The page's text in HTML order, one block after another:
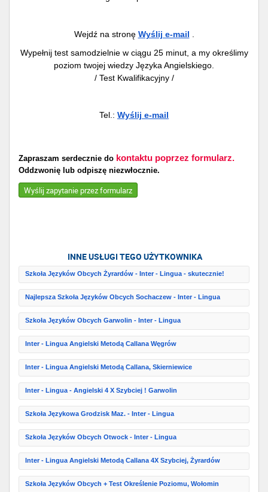
Wejdź na stronę Wyślij e-mail
Wypełnij test samodzielnie w ciągu 25 minut, a my określimy
poziom twojej wiedzy Języka Angielskiego.
/ Test Kwalifikacyjny /
Tel.: Wyślij e-mail
Zapraszam serdecznie do kontaktu poprzez formularz.
Oddzwonię lub odpiszę niezwłocznie.
Wyślij zapytanie przez formularz
INNE USŁUGI TEGO UŻYTKOWNIKA
Szkoła Języków Obcych Żyrardów - Inter - Lingua - skutecznie!
Najlepsza Szkoła Języków Obcych Sochaczew - Inter - Lingua
Szkoła Języków Obcych Garwolin - Inter - Lingua
Inter - Lingua Angielski Metodą Callana Węgrów
Inter - Lingua Angielski Metodą Callana, Skierniewice
Inter - Lingua - Angielski 4 X Szybciej ! Garwolin
Szkoła Językowa Grodzisk Maz. - Inter - Lingua
Szkoła Języków Obcych Otwock - Inter - Lingua
Inter - Lingua Angielski Metodą Callana 4X Szybciej, Żyrardów
Szkoła Języków Obcych + Test Określenie Poziomu, Wołomin